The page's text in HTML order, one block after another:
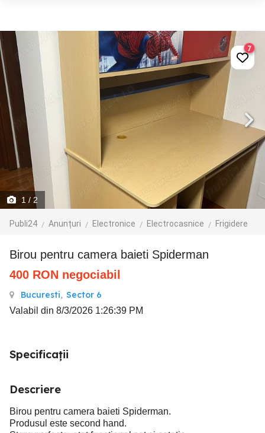
1 / 2
Publi24 Anunțuri Electronice Electrocasnice Frigidere
7
Birou pentru camera baieti Spiderman
400 RON negociabil
Bucuresti, Sector 6
Valabil din 8/3/2026 1:26:39 PM
Specificații
Descriere
Birou pentru camera baieti Spiderman.
Produsul este second hand.